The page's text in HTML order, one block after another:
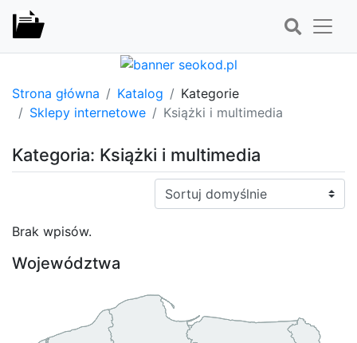
Strona główna Katalog
Kategorie
Sklepy internetowe
Książki i multimedia
Kategoria: Książki i multimedia
Sortuj:
Brak wpisów.
Województwa